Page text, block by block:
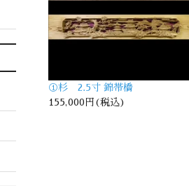
①杉 2.5寸 錦帯橋
155,000円(税込)